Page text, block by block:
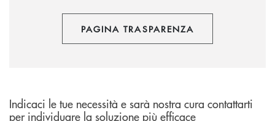
PAGINA TRASPARENZA
Indicaci le tue necessità e sarà nostra cura contattarti
per individuare la soluzione più efficace